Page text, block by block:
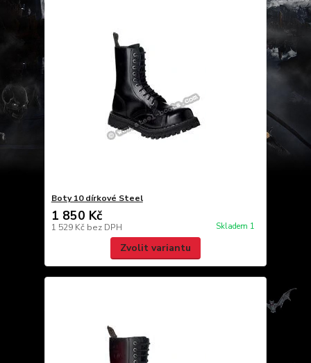
Boty 10 dírkové Steel
1 850 Kč
1 529 Kč bez DPH Skladem 1
Zvolit variantu